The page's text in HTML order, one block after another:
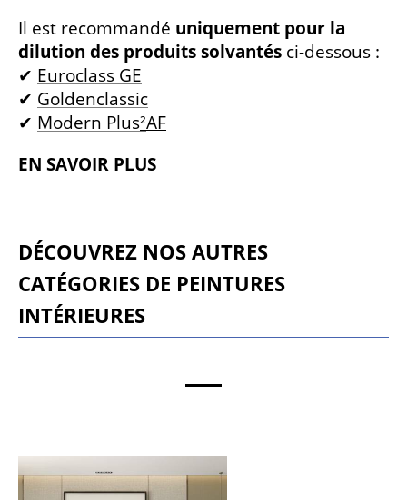
Il est recommandé uniquement pour la
dilution des produits solvantés ci-dessous :
✔ Euroclass GE
✔ Goldenclassic
✔ Modern Plus²AF
EN SAVOIR PLUS
Découvrez nos autres
catégories de peintures
intérieures